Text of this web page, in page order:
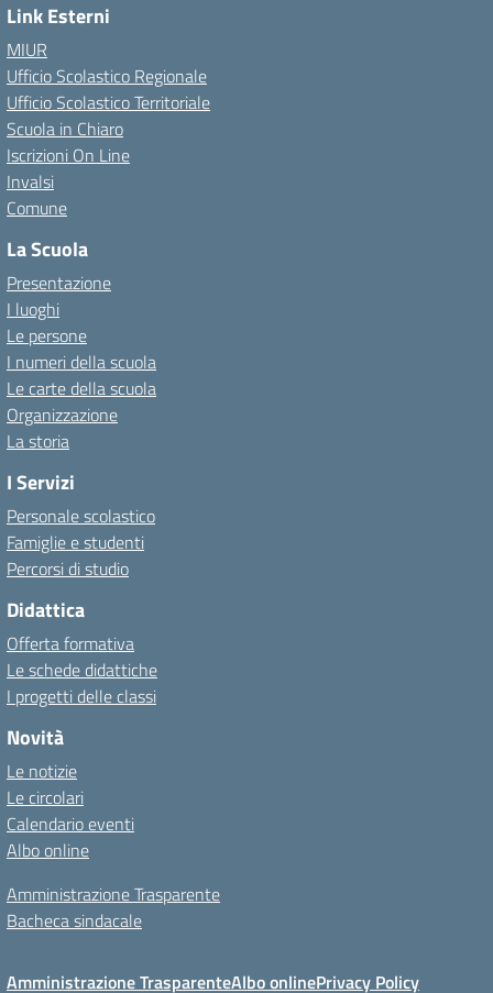
Link Esterni
MIUR
Ufficio Scolastico Regionale
Ufficio Scolastico Territoriale
Scuola in Chiaro
Iscrizioni On Line
Invalsi
Comune
La Scuola
Presentazione
I luoghi
Le persone
I numeri della scuola
Le carte della scuola
Organizzazione
La storia
I Servizi
Personale scolastico
Famiglie e studenti
Percorsi di studio
Didattica
Offerta formativa
Le schede didattiche
I progetti delle classi
Novità
Le notizie
Le circolari
Calendario eventi
Albo online
Amministrazione Trasparente
Bacheca sindacale
Amministrazione TrasparenteAlbo onlinePrivacy Policy